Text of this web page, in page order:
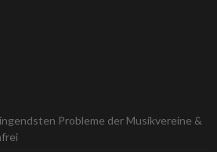
Probleme der Musikvereine &